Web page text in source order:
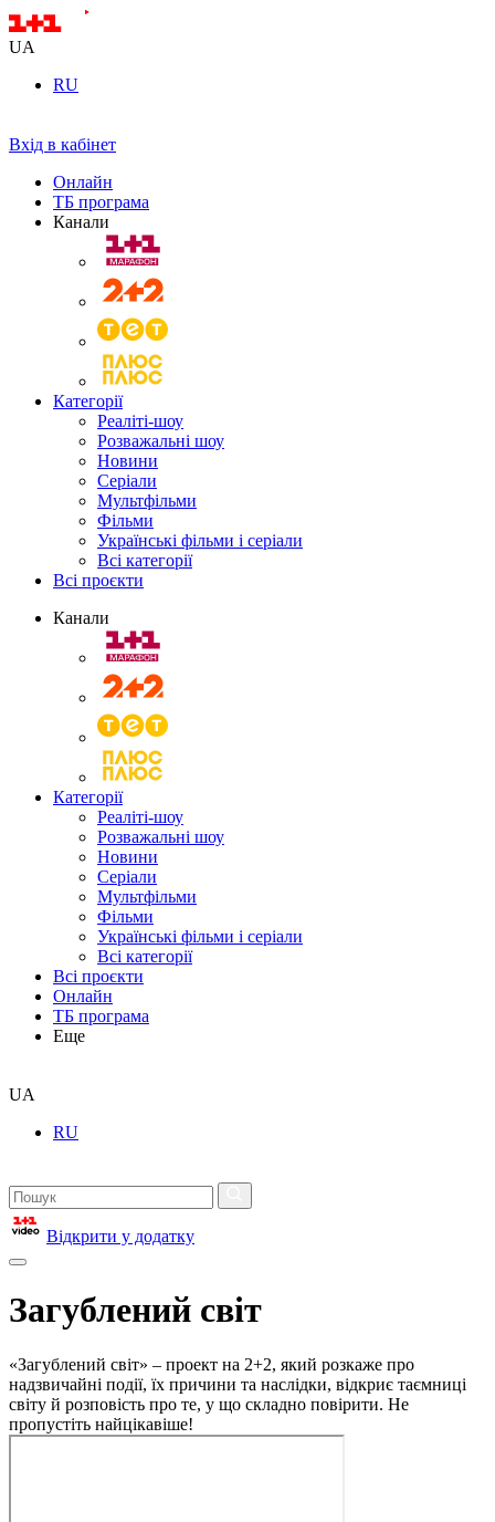
UA
RU
Вхід в кабінет
Онлайн
ТБ програма
Канали
Категорії
Реаліті-шоу
Розважальні шоу
Новини
Серіали
Мультфільми
Фільми
Українські фільми і серіали
Всі категорії
Всі проєкти
Канали
Категорії
Реаліті-шоу
Розважальні шоу
Новини
Серіали
Мультфільми
Фільми
Українські фільми і серіали
Всі категорії
Всі проєкти
Онлайн
ТБ програма
Еще
UA
RU
Відкрити у додатку
Загублений світ
«Загублений світ» – проект на 2+2, який розкаже про
надзвичайні події, їх причини та наслідки, відкриє таємниці
світу й розповість про те, у що складно повірити. Не
пропустіть найцікавіше!